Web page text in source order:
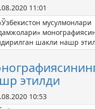
11:01
этилди
10:53